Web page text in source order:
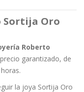
Sortija Oro
Roberto
garantizado, de
la joya Sortija Oro